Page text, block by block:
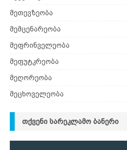
მეთევზეობა
მემცენარეობა
მეფრინველეობა
მეფუტკრეობა
მეღორეობა
მეცხოველეობა
ᲗᲥᲕᲔᲜᲘ ᲡᲐᲠᲔᲙᲚᲐᲛᲝ ᲑᲐᲜᲔᲠᲘ